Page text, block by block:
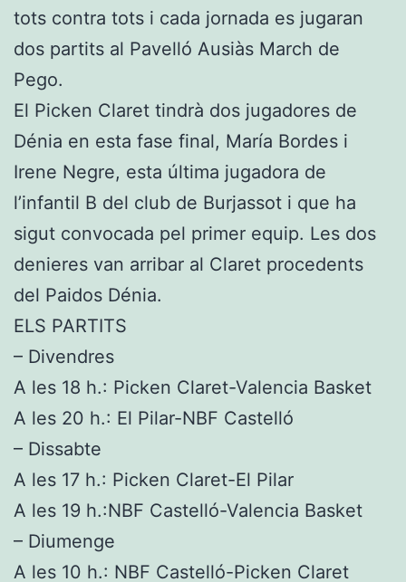
tots contra tots i cada jornada es jugaran
dos partits al Pavelló Ausiàs March de
Pego.
El Picken Claret tindrà dos jugadores de
Dénia en esta fase final, María Bordes i
Irene Negre, esta última jugadora de
l’infantil B del club de Burjassot i que ha
sigut convocada pel primer equip. Les dos
denieres van arribar al Claret procedents
del Paidos Dénia.
ELS PARTITS
– Divendres
A les 18 h.: Picken Claret-Valencia Basket
A les 20 h.: El Pilar-NBF Castelló
– Dissabte
A les 17 h.: Picken Claret-El Pilar
A les 19 h.:NBF Castelló-Valencia Basket
– Diumenge
A les 10 h.: NBF Castelló-Picken Claret